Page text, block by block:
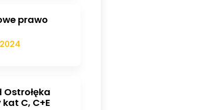
prawo
Ostrołęka
C, C+E